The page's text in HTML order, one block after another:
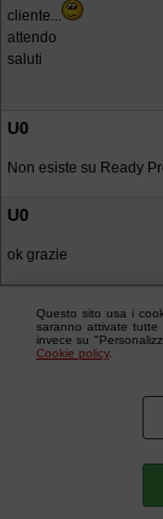
Questo sito usa i
saranno attivate tutte
invece su
Cookie policy.
cliente...
attendo
saluti
U0
Non esiste su Ready
U0
ok grazie